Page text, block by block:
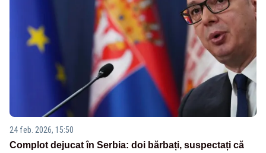
24 feb. 2026, 15:50
Complot dejucat în Serbia: doi bărbați, suspectați că